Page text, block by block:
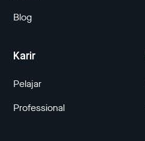
Blog
Karir
Pelajar
Professional